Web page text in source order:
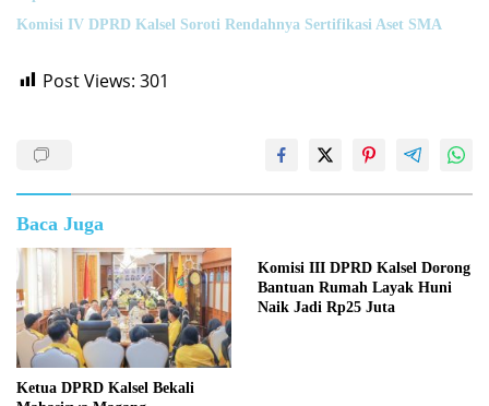
Komisi IV DPRD Kalsel Soroti Rendahnya Sertifikasi Aset SMA
Post Views: 301
Baca Juga
Ketua DPRD Kalsel Bekali
Komisi III DPRD Kalsel Dorong
Bantuan Rumah Layak Huni
Naik Jadi Rp25 Juta